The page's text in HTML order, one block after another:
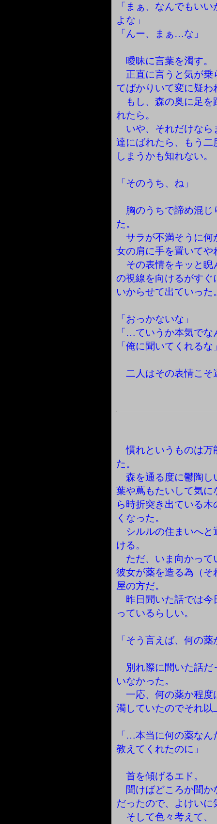
「まぁ、なんでもい
よな」
「んー、まぁ…な」
曖昧に言葉を濁す。
正直に言うと気が乗
てばかりいて変に疑
もし、森の奥に足を
れたら。
いや、それだけなら
達にばれたら、もう
しまうかも知れない。
「そのうち、ね」
胸のうちで諦め混じ
た。
サラが不満そうに何
女の肩に手を置いて
その表情をキッと睨
の視線を向けるがす
いからせて出ていった
「おっかないな」
「…ていうか本気で
「俺に聞いてくれるな
二人はその表情こそ
慣れというものは万
た。
森を通る度に鬱陶し
葉や蔦もたいして気
ら時折突き出ている
くなった。
シルルの住まいへと
ける。
ただ、いま向かって
彼女が薬を造る為（
屋の方だ。
昨日聞いた話では今
っているらしい。
「そう言えば、何の
別れ際に聞いた話だ
いなかった。
一応、何の薬か程度
濁していたのでそれ
「…本当に何の薬な
教えてくれたのに」
首を傾げるエド。
聞けばどころか聞か
だったので、よけいに
そして色々考えて、